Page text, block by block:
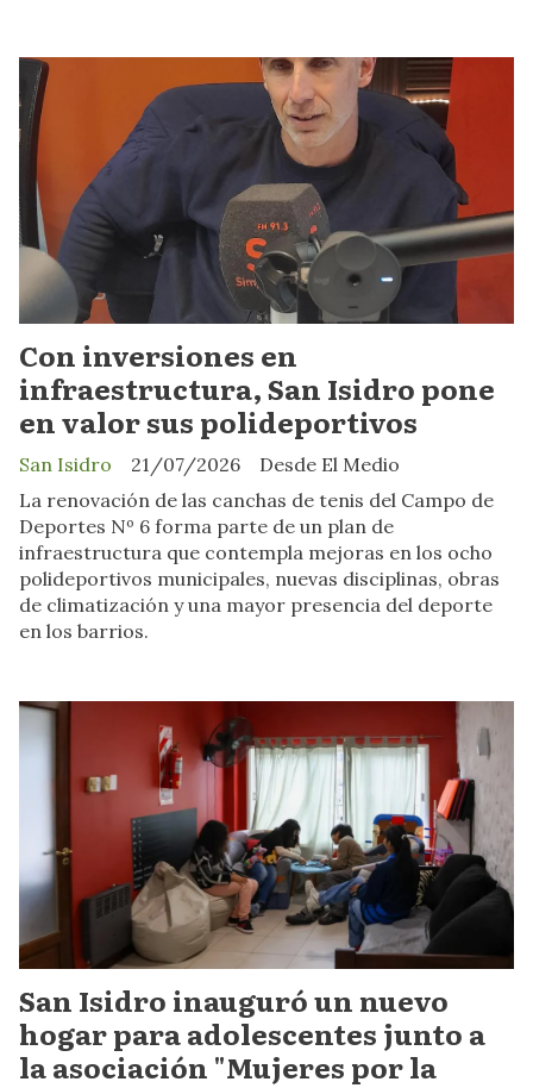
Con inversiones en
infraestructura, San Isidro pone
en valor sus polideportivos
Desde El Medio
San Isidro
21/07/2026
La renovación de las canchas de tenis del Campo de
Deportes Nº 6 forma parte de un plan de
infraestructura que contempla mejoras en los ocho
polideportivos municipales, nuevas disciplinas, obras
de climatización y una mayor presencia del deporte
en los barrios.
San Isidro inauguró un nuevo
hogar para adolescentes junto a
la asociación "Mujeres por la